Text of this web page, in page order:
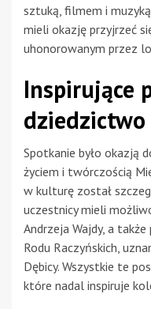
sztuką, filmem i
mieli okazję przyjrzeć
uhonorowanym przez
Inspirujące
dziedzictwo
Spotkanie było okazją
życiem i twórczością
w kulturę został
uczestnicy mieli
Andrzeja Wajdy, a
Rodu Raczyńskich,
Dębicy. Wszystkie te
które nadal inspiruje